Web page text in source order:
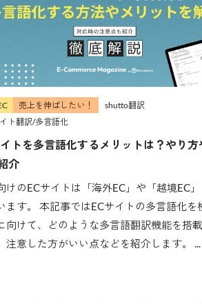
売上を伸ばしたい！
shutto翻訳
ト翻訳/多言語化
トを多言語化するメリットは？やり方
介
けのECサイトは「海外EC」や「越境EC
ます。 本記事ではECサイトの多言語化を
向けて、どのような多言語翻訳機能を搭
注意した方がいい点などを紹介します。 ...